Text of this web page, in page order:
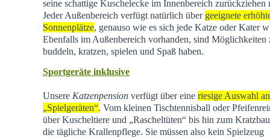
seine schattige Kuschelecke im Innenbereich zurückziehen
Jeder Außenbereich verfügt natürlich über geeignete
Sonnenplätze, genauso wie es sich jede Katze oder Kater
Ebenfalls im Außenbereich vorhanden, sind Möglichkeiten
buddeln, kratzen, spielen und Spaß haben.
Sportgeräte inklusive
Unsere Katzenpensionverfügt über eine riesige Auswahl an
„Spielgeräten“. Vom kleinen Tischtennisball oder
über Kuscheltiere und „Rascheltüten“ bis hin zum
die tägliche Krallenpflege. Sie müssen also kein Spielzeug